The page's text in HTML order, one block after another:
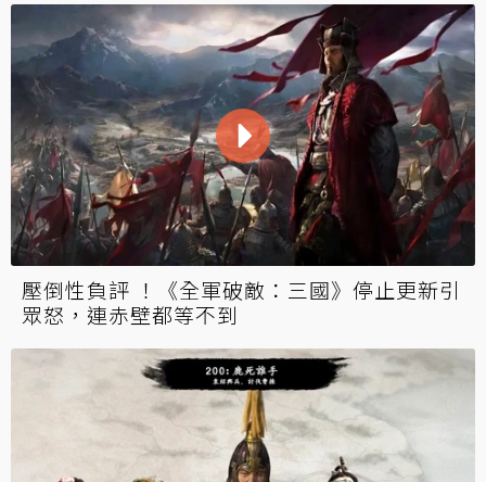
壓倒性負評 ！《全軍破敵：三國》停止更新引
眾怒，連赤壁都等不到